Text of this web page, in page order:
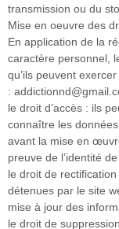
transmission ou du
Mise en oeuvre des
En application de la
caractère personnel,
qu’ils peuvent
:
le droit d’accès : ils
connaître les
avant la mise en
preuve de l’identité
le droit de
détenues par le site
mise à jour des
le droit de